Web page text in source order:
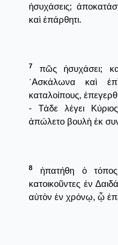
ἡσυχάσεις;
καὶ ἐπάρθητι.
7
πῶς ἡσυχάσει;
᾿Ασκάλωνα καὶ
καταλοίπους,
- Τάδε λέγει
ἀπώλετο βουλὴ ἐκ
8
ἠπατήθη ὁ τόπος
κατοικοῦντες ἐν
αὐτὸν ἐν χρόνῳ, ᾧ